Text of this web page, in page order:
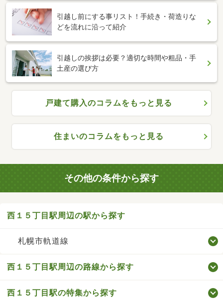
引越し前にする事リスト！手続き・荷造りな
どを流れに沿って紹介
引越しの挨拶は必要？適切な時間や粗品・手
土産の選び方
戸建て購入のコラムをもっと見る
住まいのコラムをもっと見る
その他の条件から探す
西１５丁目駅周辺の駅から探す
札幌市軌道線
西１５丁目駅周辺の路線から探す
西１５丁目駅の特集から探す